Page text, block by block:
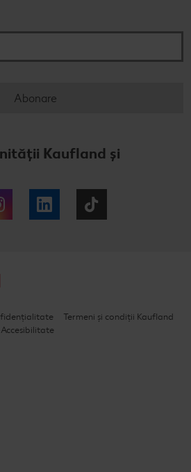
Abonare
Kaufland și
Instagram LinkedIn
Termeni și condiții Kaufland